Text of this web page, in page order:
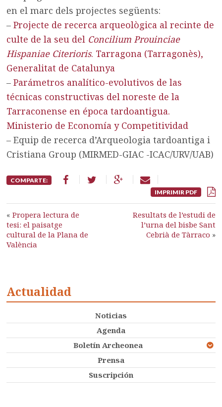
en el marc dels projectes següents:
–Projecte de recerca arqueològica al recinte de
culte de la seu del Concilium Prouinciae
Hispaniae Citerioris. Tarragona (Tarragonès),
Generalitat de Catalunya
–Parámetros analítico-evolutivos de las
técnicas constructivas del noreste de la
Tarraconense en época tardoantigua.
Ministerio de Economía y Competitividad
– Equip de recerca d’Arqueologia tardoantiga i
Cristiana Group (MIRMED-GIAC -ICAC/URV/UAB)
COMPARTE:
IMPRIMIR PDF
«Propera lectura de
tesi: el paisatge
cultural de la Plana de
València
Resultats de l’estudi de
l’urna del bisbe Sant
Cebrià de Tàrraco »
Actualidad
Noticias
Agenda
Boletín Archeonea
Prensa
Suscripción